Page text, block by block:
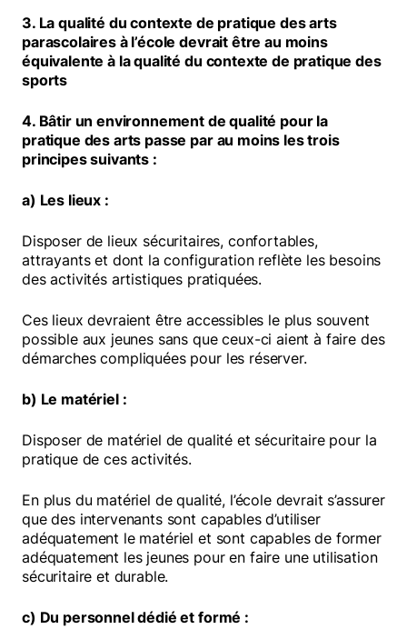
3. La qualité du contexte de pratique des arts
parascolaires à l’école devrait être au moins
équivalente à la qualité du contexte de pratique des
sports
4. Bâtir un environnement de qualité pour la
pratique des arts passe par au moins les trois
principes suivants :
a) Les lieux :
Disposer de lieux sécuritaires, confortables,
attrayants et dont la configuration reflète les besoins
des activités artistiques pratiquées.
Ces lieux devraient être accessibles le plus souvent
possible aux jeunes sans que ceux-ci aient à faire des
démarches compliquées pour les réserver.
b) Le matériel :
Disposer de matériel de qualité et sécuritaire pour la
pratique de ces activités.
En plus du matériel de qualité, l’école devrait s’assurer
que des intervenants sont capables d’utiliser
adéquatement le matériel et sont capables de former
adéquatement les jeunes pour en faire une utilisation
sécuritaire et durable.
c) Du personnel dédié et formé :